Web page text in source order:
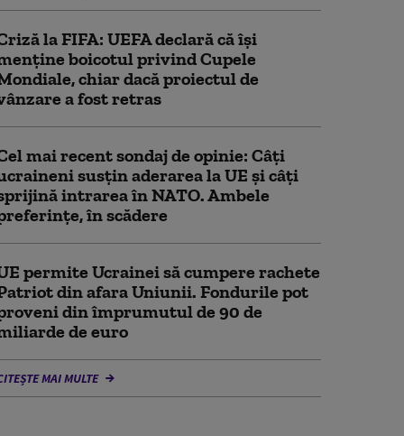
la FIFA: UEFA declară că îşi
boicotul privind Cupele
chiar dacă proiectul de
a fost retras
mai recent sondaj de opinie: Câți
susțin aderarea la UE și câți
intrarea în NATO. Ambele
în scădere
permite Ucrainei să cumpere rachete
din afara Uniunii. Fondurile pot
din împrumutul de 90 de
de euro
MAI MULTE